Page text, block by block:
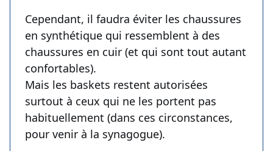
Cependant, il faudra éviter les chaussures
en synthétique qui ressemblent à des
chaussures en cuir (et qui sont tout autant
confortables).
Mais les baskets restent autorisées
surtout à ceux qui ne les portent pas
habituellement (dans ces circonstances,
pour venir à la synagogue).